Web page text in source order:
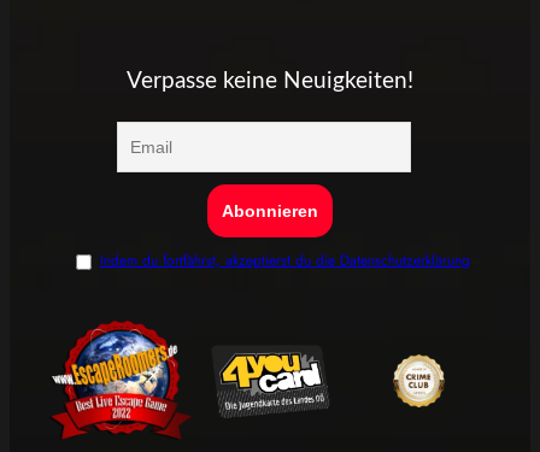
Verpasse keine Neuigkeiten!
Indem du fortfährst, akzeptierst du die Datenschutzerklärung